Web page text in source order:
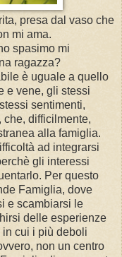
presa dal vaso che
mi ama.
spasimo mi
ragazza?
è uguale a quello
e vene, gli stessi
sentimenti,
che, difficilmente,
alla famiglia.
ad integrarsi
gli interessi
Per questo
Famiglia, dove
e scambiarsi le
delle esperienze
cui i più deboli
non un centro